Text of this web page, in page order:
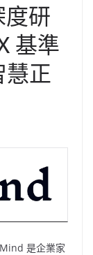
研
基準
慧正
是企業家